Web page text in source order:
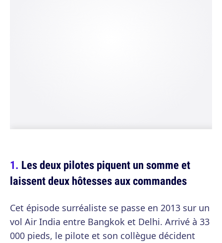
Les deux pilotes piquent un somme et
laissent deux hôtesses aux commandes
Cet épisode surréaliste se passe en 2013 sur un
vol Air India entre Bangkok et Delhi. Arrivé à 33
000 pieds, le pilote et son collègue décident